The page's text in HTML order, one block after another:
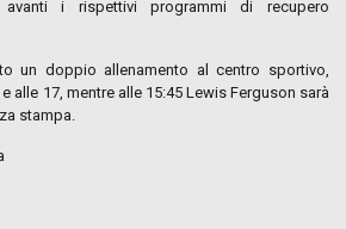
i rispettivi programmi di recupero
un doppio allenamento al centro sportivo,
alle 17, mentre alle 15:45 Lewis Ferguson sarà
stampa.